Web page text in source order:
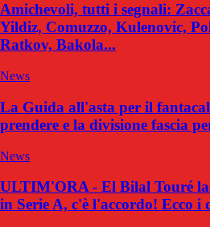
Amichevoli, tutti i segnali:
Yildiz, Comuzzo, Kulenovic,
Ratkov, Bakola...
News
La Guida all'asta per il
prendere e la divisione fascia
News
ULTIM'ORA - El Bilal Touré
in Serie A, c'è l'accordo! Ecco i